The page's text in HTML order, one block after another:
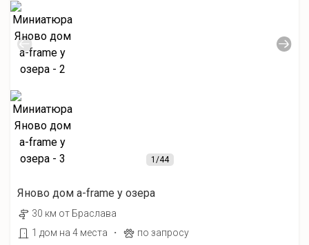
1/44
Яново дом а-frame у озера
30 км от Браслава
1 дом на 4 места
·
по запросу